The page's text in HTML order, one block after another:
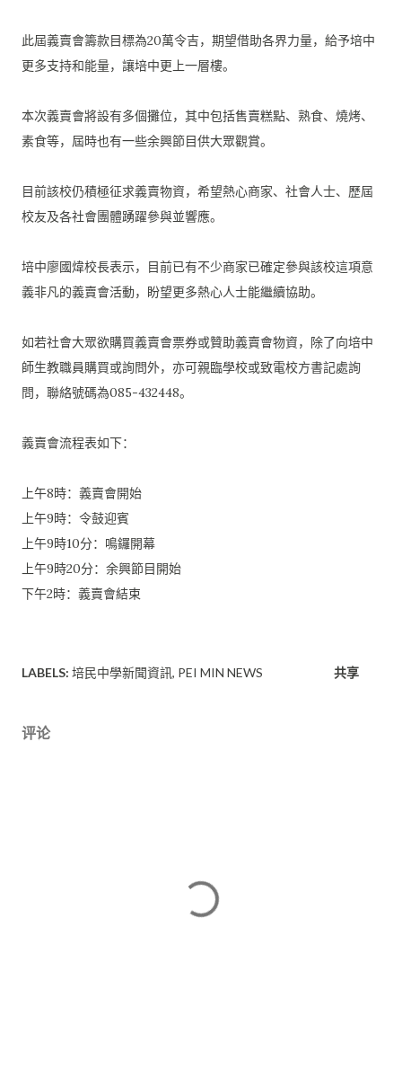
此屆義賣會籌款目標為20萬令吉，期望借助各界力量， 給予培中
更多支持和能量，讓培中更上一層樓。
本次義賣會將設有多個攤位，其中包括售賣糕點、熟食、燒烤、
素食等，屆時也有一些余興節目供大眾觀賞。
目前該校仍積極征求義賣物資，希望熱心商家、社會人士、 歷屆
校友及各社會團體踴躍參與並響應。
培中廖國煒校長表示，
目前已有不少商家已確定參與該校這項意
義非凡的義賣會活動，
盼望更多熱心人士能繼續協助。
如若社會大眾欲購買義賣會票券或贊助義賣會物資，
除了向培中
師生教職員購買或詢問外， 亦可親臨學校或致電校方書記處詢
問，聯絡號碼為085-432448。
義賣會流程表如下：
上午8時：義賣會開始
上午9時：令鼓迎賓
上午9時10分：鳴鑼開幕
上午9時20分：余興節目開始
下午2時：義賣會結束
LABELS: 培民中學新聞資訊 PEI MIN NEWS 共享
评论